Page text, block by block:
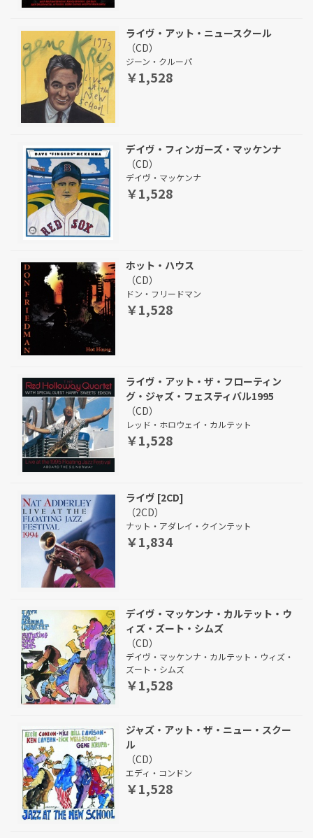
ライヴ・アット・ニュースクール
（CD）
ジーン・クルーパ
￥1,528
デイヴ・フィンガーズ・マッケンナ
（CD）
デイヴ・マッケンナ
￥1,528
ホット・ハウス
（CD）
ドン・フリードマン
￥1,528
ライヴ・アット・ザ・フローティン
グ・ジャズ・フェスティバル1995
（CD）
レッド・ホロウェイ・カルテット
￥1,528
ライヴ [2CD]
（2CD）
ナット・アダレイ・クインテット
￥1,834
デイヴ・マッケンナ・カルテット・ウ
ィズ・ズート・シムズ
（CD）
デイヴ・マッケンナ・カルテット・ウィズ・
ズート・シムズ
￥1,528
ジャズ・アット・ザ・ニュー・スクー
ル
（CD）
エディ・コンドン
￥1,528